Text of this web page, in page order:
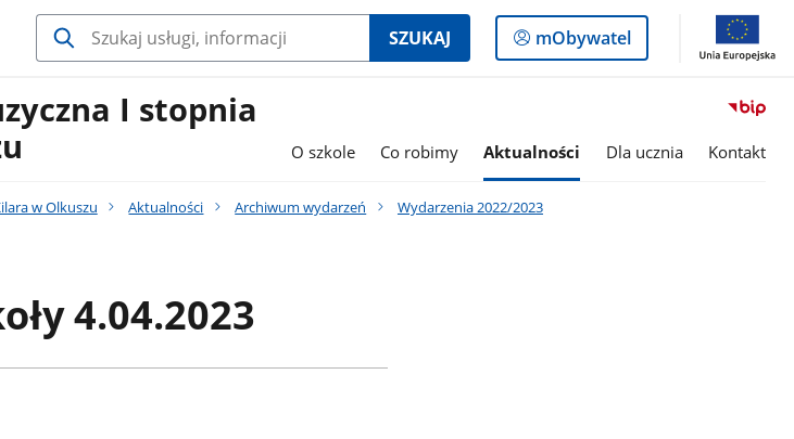
SZUKAJ
Logowanie
do
mObywatel
I stopnia
O szkole Co robimy Aktualności Dla ucznia Kontakt
w Olkuszu Aktualności Archiwum wydarzeń
Wydarzenia 2022/2023
4.04.2023